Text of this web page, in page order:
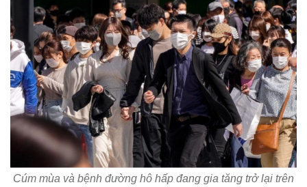
Cúm mùa và bệnh đường hô hấp đang gia tăng trở lại trên